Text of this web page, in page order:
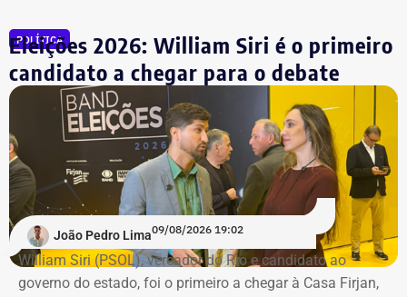
POLÍTICA
Eleições 2026: William Siri é o primeiro
candidato a chegar para o debate
João Pedro Lima09/08/2026 19:02
William Siri (PSOL), vereador do Rio e candidato ao
governo do estado, foi o primeiro a chegar à Casa Firjan,